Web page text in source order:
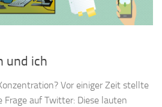
und ich
Vor einiger Zeit stellte
Frage auf Twitter: Diese lauten